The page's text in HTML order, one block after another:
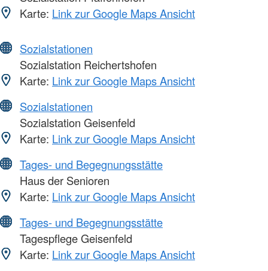
Karte: Link zur Google Maps Ansicht
Sozialstationen
Sozialstation Reichertshofen
Karte: Link zur Google Maps Ansicht
Sozialstationen
Sozialstation Geisenfeld
Karte: Link zur Google Maps Ansicht
Tages- und Begegnungsstätte
Haus der Senioren
Karte: Link zur Google Maps Ansicht
Tages- und Begegnungsstätte
Tagespflege Geisenfeld
Karte: Link zur Google Maps Ansicht